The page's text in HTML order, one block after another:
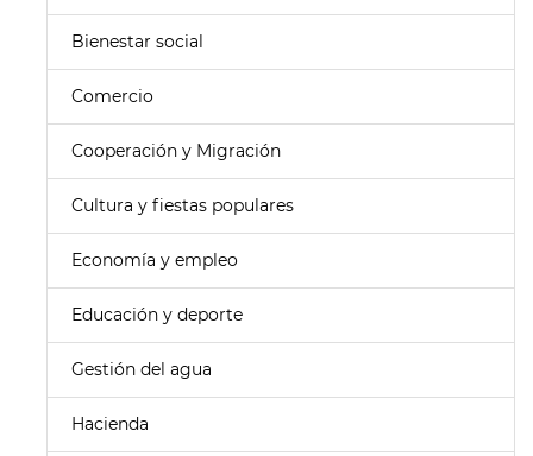
Bienestar social
Comercio
Cooperación y Migración
Cultura y fiestas populares
Economía y empleo
Educación y deporte
Gestión del agua
Hacienda